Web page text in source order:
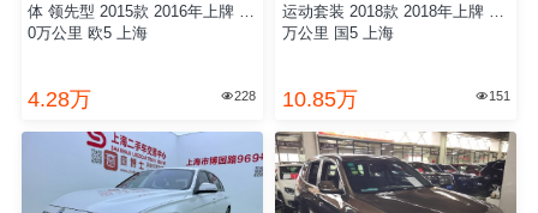
体 领先型 2015款 2016年上牌 8.
0万公里 欧5 上海
4.28万 228
运动套装 2018款 2018年上牌 5.9
万公里 国5 上海
10.85万 151